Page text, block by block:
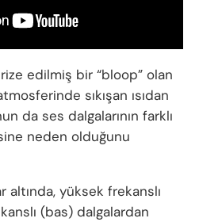
edilmiş bir “bloop” olan
sıkışan ısıdan
da ses dalgalarının farklı
neden olduğunu
altında, yüksek frekanslı
(bas) dalgalardan